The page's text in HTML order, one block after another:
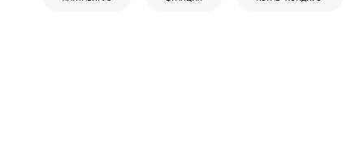
района на Мадрид
Дипломатичекси скандал, САЩ